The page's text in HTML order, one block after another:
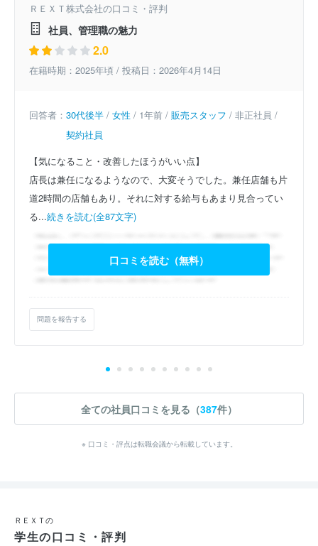
ＲＥＸＴ株式会社の口コミ・評判
社員、管理職の魅力
2.0
在籍時期：2025年頃 / 投稿日：2026年4月14日
回答者： 30代後半 / 女性 / 1年前 / 販売スタッフ / 非正社員 /
契約社員
【気になること・改善したほうがいい点】
店長は兼任になるようなので、大変そうでした。兼任店舗も片
道2時間の店舗もあり。それに対する給与もあまり見合ってい
る...続きを読む(全87文字)
口コミを読む（無料）
問題を報告する
全ての社員口コミを見る（387件）
※ 口コミ・評点は転職会議から転載しています。
ＲＥＸＴの
学生の口コミ・評判